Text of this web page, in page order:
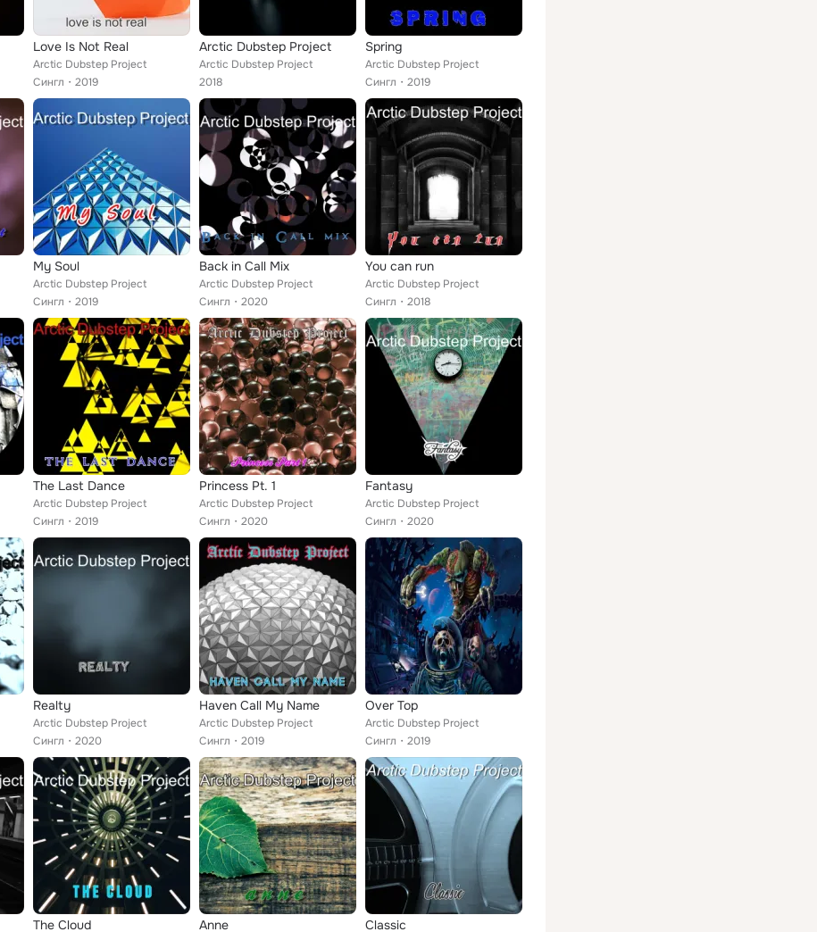
Love Is Not Real
Arctic Dubstep Project
Сингл
2019
Arctic Dubstep Project
Arctic Dubstep Project
2018
Spring
Arctic Dubstep Project
Сингл
2019
My Soul
Arctic Dubstep Project
Сингл
2019
Back in Call Mix
Arctic Dubstep Project
Сингл
2020
You can run
Arctic Dubstep Project
Сингл
2018
The Last Dance
Arctic Dubstep Project
Сингл
2019
Princess Pt. 1
Arctic Dubstep Project
Сингл
2020
Fantasy
Arctic Dubstep Project
Сингл
2020
Realty
Arctic Dubstep Project
Сингл
2020
Haven Call My Name
Arctic Dubstep Project
Сингл
2019
Over Top
Arctic Dubstep Project
Сингл
2019
The Cloud Anne Classic